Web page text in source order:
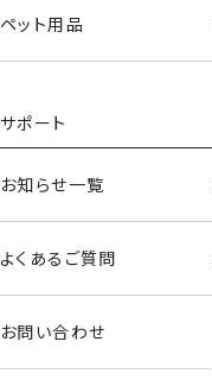
ペット用品
サポート
お知らせ一覧
よくあるご質問
お問い合わせ